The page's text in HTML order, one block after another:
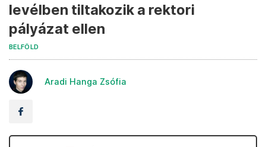
levélben tiltakozik a rektori
pályázat ellen
BELFÖLD
Aradi Hanga Zsófia